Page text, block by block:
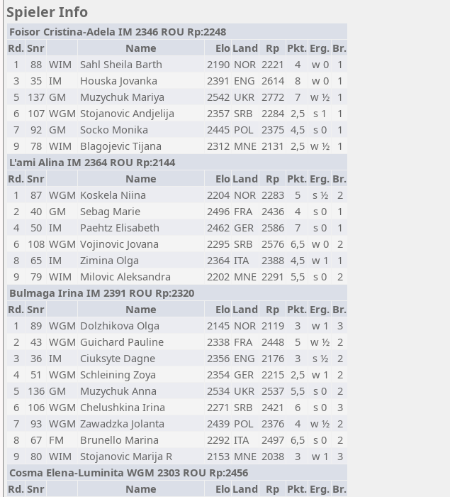
Spieler Info
Foisor Cristina-Adela IM 2346 ROU Rp:2248
Rd. Snr Name Elo Land Rp Pkt. Erg. Br.
1
88 WIM Sahl Sheila Barth 2190 NOR 2221 4 w 0
1
3
35 IM Houska Jovanka 2391 ENG 2614 8 w 0
1
5
137 GM Muzychuk Mariya 2542 UKR 2772 7 w ½ 1
6
107 WGM Stojanovic Andjelija 2357 SRB 2284 2,5 s 1
1
7
92 GM Socko Monika 2445 POL 2375 4,5 s 0
1
9
78 WIM Blagojevic Tijana 2312 MNE 2131 2,5 w ½ 1
L'ami Alina IM 2364 ROU Rp:2144
Rd. Snr Name Elo Land Rp Pkt. Erg. Br.
1
87 WGM Koskela Niina 2204 NOR 2283 5 s ½
2
2
40 GM Sebag Marie 2496 FRA 2436 4 s 0
1
4
50 IM Paehtz Elisabeth 2462 GER 2586 7 s 0
1
6
108 WGM Vojinovic Jovana 2295 SRB 2576 6,5 w 0
2
8
65 IM Zimina Olga 2364 ITA 2388 4,5 w 1
1
9
79 WIM Milovic Aleksandra 2202 MNE 2291 5,5 s 0
2
Bulmaga Irina IM 2391 ROU Rp:2320
Rd. Snr Name Elo Land Rp Pkt. Erg. Br.
1
89 WGM Dolzhikova Olga 2145 NOR 2119 3 w 1
3
2
43 WGM Guichard Pauline 2338 FRA 2448 5 w ½ 2
3
36 IM Ciuksyte Dagne 2356 ENG 2176 3 s ½
2
4
51 WGM Schleining Zoya 2354 GER 2215 2,5 w 1
2
5
136 GM Muzychuk Anna 2534 UKR 2537 5,5 s 0
2
6
106 WGM Chelushkina Irina 2271 SRB 2421 6 s 0
3
7
93 WGM Zawadzka Jolanta 2439 POL 2376 4 w ½ 2
8
67 FM Brunello Marina 2292 ITA 2497 6,5 s 0
2
9
80 WIM Stojanovic Marija R 2153 MNE 2038 3 w 1
3
Cosma Elena-Luminita WGM 2303 ROU Rp:2456
Rd. Snr Name Elo Land Rp Pkt. Erg. Br.